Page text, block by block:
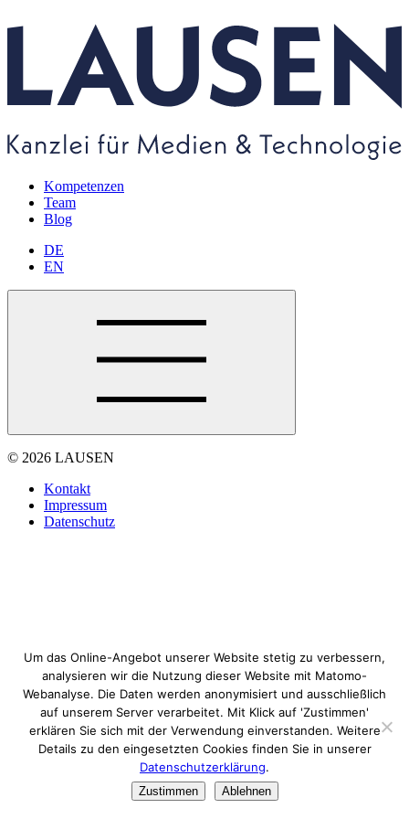
Kompetenzen
Team
Blog
DE
EN
© 2026 LAUSEN
Kontakt
Impressum
Datenschutz
Um das Online-Angebot unserer Website stetig zu verbessern,
analysieren wir die Nutzung dieser Website mit Matomo-
Webanalyse. Die Daten werden anonymisiert und ausschließlich
auf unserem Server verarbeitet. Mit Klick auf 'Zustimmen'
erklären Sie sich mit der Verwendung einverstanden. Weitere
Details zu den eingesetzten Cookies finden Sie in unserer
Datenschutzerklärung.
Zustimmen Ablehnen